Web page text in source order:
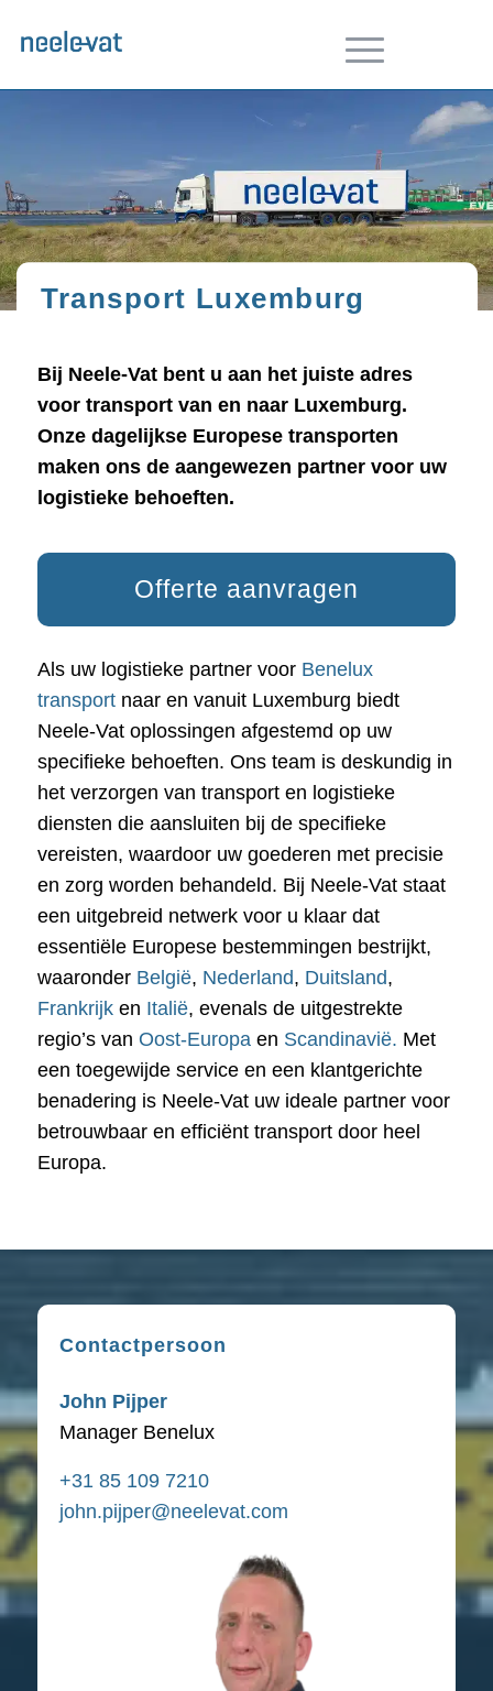
Transport Luxemburg
Bij Neele-Vat bent u aan het juiste adres
voor transport van en naar Luxemburg.
Onze dagelijkse Europese transporten
maken ons de aangewezen partner voor uw
logistieke behoeften.
Offerte aanvragen
Als uw logistieke partner voor Benelux
transportnaar en vanuit Luxemburg biedt
Neele-Vat oplossingen afgestemd op uw
specifieke behoeften. Ons team is deskundig in
het verzorgen van transport en logistieke
diensten die aansluiten bij de specifieke
vereisten, waardoor uw goederen met precisie
en zorg worden behandeld. Bij Neele-Vat staat
een uitgebreid netwerk voor u klaar dat
essentiële Europese bestemmingen bestrijkt,
waaronder België, Nederland, Duitsland,
Frankrijken Italië, evenals de uitgestrekte
regio’s van Oost-Europa en Scandinavië. Met
een toegewijde service en een klantgerichte
benadering is Neele-Vat uw ideale partner voor
betrouwbaar en efficiënt transport door heel
Europa.
Contactpersoon
John Pijper
Manager Benelux
+31 85 109 7210
john.pijper@neelevat.com